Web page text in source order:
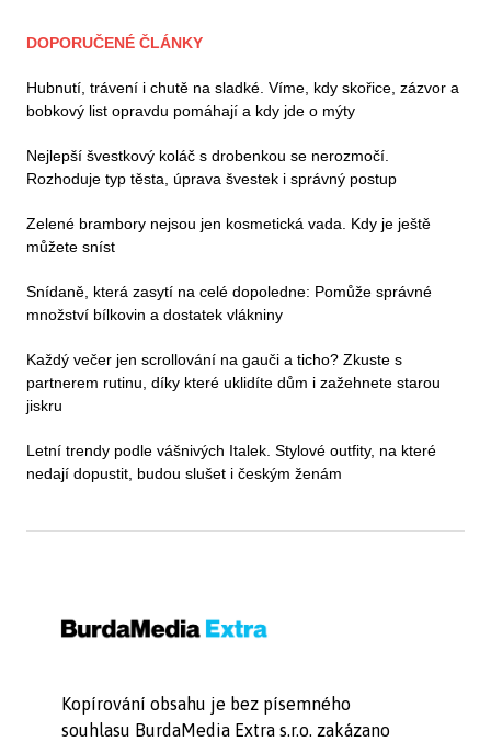
DOPORUČENÉ ČLÁNKY
Hubnutí, trávení i chutě na sladké. Víme, kdy skořice, zázvor a
bobkový list opravdu pomáhají a kdy jde o mýty
Nejlepší švestkový koláč s drobenkou se nerozmočí.
Rozhoduje typ těsta, úprava švestek i správný postup
Zelené brambory nejsou jen kosmetická vada. Kdy je ještě
můžete sníst
Snídaně, která zasytí na celé dopoledne: Pomůže správné
množství bílkovin a dostatek vlákniny
Každý večer jen scrollování na gauči a ticho? Zkuste s
partnerem rutinu, díky které uklidíte dům i zažehnete starou
jiskru
Letní trendy podle vášnivých Italek. Stylové outfity, na které
nedají dopustit, budou slušet i českým ženám
Kopírování obsahu je bez písemného
souhlasu BurdaMedia Extra s.r.o. zakázano